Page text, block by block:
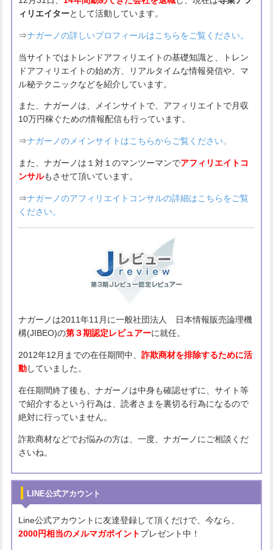
ィリエイターとして活動しています。
⇒ナガーノの詳しいプロフィールはこちらをご覧ください。
当サイトではトレンドアフィリエイトの基礎知識と、トレン
ドアフィリエイトの始め方、リアルタイムな情報発信や、マ
ル秘テクニックなどを紹介しています。
また、ナガーノは、メインサイトで、アフィリエイトで月収
10万円稼ぐための情報配信も行っています。
⇒ナガーノのメインサイトはこちらからご覧ください。
また、ナガーノは１対１のマンツーマンでアフィリエイトコ
ンサルもさせて頂いています。
⇒ナガーノのアフィリエイトコンサルの詳細はこちらをご覧
ください。
ナガーノは2011年11月に一般社団法人 日本情報販売論理機
構(JIBEO)の第３期認定レビュアーに就任。
2012年12月までの在任期間中、 詐欺商材を排除するために活
動していました。
在任期間終了後も、ナガーノは中身も確認せずに、サイト等
で紹介するという行為は、読者さまを裏切る行為になるので
絶対に行っていません。
詐欺商材などでお悩みの方は、一度、ナガーノにご相談くだ
さいね。
LINE公式アカウント
Line公式アカウントに友達登録して頂くだけで、今なら、
2000円相当のメルマガポイント プレゼント中！